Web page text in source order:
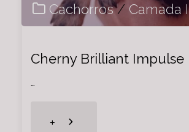
Cachorros / Camada I
Cherny Brilliant Impulse
…
+ "Cherny